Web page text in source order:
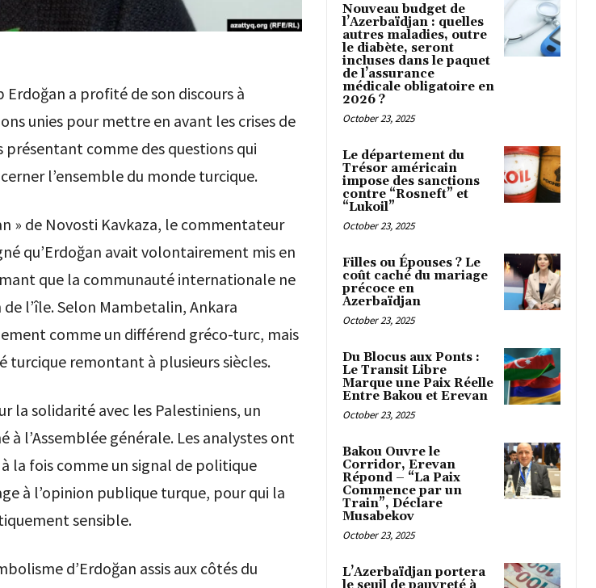
a profité de son discours à
unies pour mettre en avant les crises de
présentant comme des questions qui
l’ensemble du monde turcique.
» de Novosti Kavkaza, le commentateur
qu’Erdoğan avait volontairement mis en
que la communauté internationale ne
l’île. Selon Mambetalin, Ankara
comme un différend gréco-turc, mais
turcique remontant à plusieurs siècles.
la solidarité avec les Palestiniens, un
l’Assemblée générale. Les analystes ont
la fois comme un signal de politique
à l’opinion publique turque, pour qui la
sensible.
d’Erdoğan assis aux côtés du
Nouveau budget de
l’Azerbaïdjan : quelles
autres maladies, outre
le diabète, seront
incluses dans le paquet
de l’assurance
médicale obligatoire en
2026 ?
October 23, 2025
Le département du
Trésor américain
impose des sanctions
contre “Rosneft” et
“Lukoil”
October 23, 2025
Filles ou Épouses ? Le
coût caché du mariage
précoce en
Azerbaïdjan
October 23, 2025
Du Blocus aux Ponts :
Le Transit Libre
Marque une Paix Réelle
Entre Bakou et Erevan
October 23, 2025
Bakou Ouvre le
Corridor, Erevan
Répond – “La Paix
Commence par un
Train”, Déclare
Musabekov
October 23, 2025
L’Azerbaïdjan portera
le seuil de pauvreté à